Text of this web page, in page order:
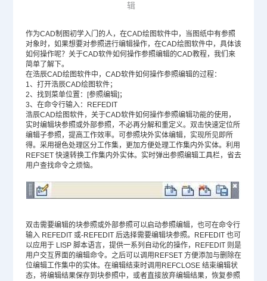
辑
作为CAD制图初学入门的人，在CAD绘图软件中，当图纸中有参照
对象时，如果想要对参照进行编辑操作，在CAD绘图软件中，具体该
如何操作呢？关于CAD软件如何操作参照编辑的CAD教程，我们来
简单了解下。
在浩辰CAD绘图软件中，CAD软件如何操作参照编辑的过程：
1、打开浩辰CAD绘图软件；
2、找到菜单位置：[参照编辑]；
3、在命令行输入：REFEDIT
浩辰CAD绘图软件，关于CAD软件如何操作参照编辑功能的使用，
实时编辑块参照或外部参照，不必再分解和重定义。双击快速定位所
编辑子参照，提高工作效率。可参照块外实体编辑，实现所见即所
得。采用褪色处理区分工作集，更加方便处理工作集内外实体。利用
REFSET 快速转换工作集内外实体。实时弹出参照编辑工具栏，省去
用户查找命令之烦恼。
双击需要编辑的块参照或外部参照可以启动参照编辑，也可在命令行
输入 REFEDIT 或-REFEDIT 后选择需要编辑块参照。REFEDIT 也可
以应用于 LISP 脚本语言，提供一系列自动化的操作，REFEDIT 则是
用户交互界面的编辑命令。之后可以调用REFSET 方便添加与删除在
位编辑工作集中的实体。在编辑结束时调用REFCLOSE 结束编辑状
态，将编辑结果保存到块参照中，或者直接放弃编辑结果，恢复参照